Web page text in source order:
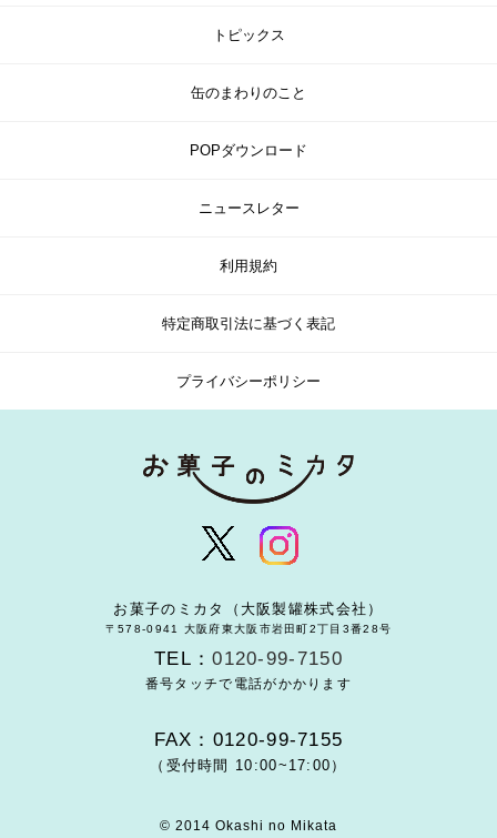
トピックス
缶のまわりのこと
POPダウンロード
ニュースレター
利用規約
特定商取引法に基づく表記
プライバシーポリシー
お菓子のミカタ（大阪製罐株式会社）
〒578-0941 大阪府東大阪市岩田町2丁目3番28号
TEL：0120-99-7150
番号タッチで電話がかかります
FAX：0120-99-7155
（受付時間 10:00~17:00）
© 2014 Okashi no Mikata